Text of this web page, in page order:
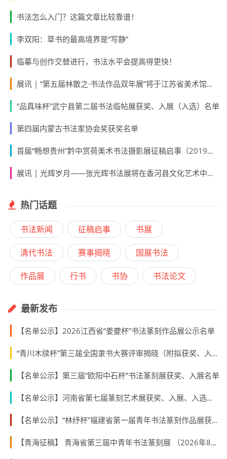
书法怎么入门？这篇文章比较靠谱！
李双阳：草书的最高境界是“写静”
临摹与创作交替进行，书法水平会提高得更快！
展讯 | “第五届林散之·书法作品双年展”将于江苏省美术馆展出（展览时间2018.12.26—2019.1.5）
“品真味杯”武宁县第二届书法临帖展获奖、入展（入选）名单
第四届内蒙古书法家协会奖获奖名单
首届“畅想贵州”黔中赏荷美术书法摄影展征稿启事（2019年05月31日截稿）
展讯 | 光辉岁月——张光辉书法展将在香河县文化艺术中心开幕（附作品大图）
热门话题
书法新闻 征稿启事 书展
清代书法 赛事揭晓 国展书法
作品展 行书 书协 书法论文
最新发布
【名单公示】2026江西省“姜夔杯”书法篆刻作品展公示名单
“青川木牍杯”第三届全国隶书大赛评审揭晓（附拟获奖、入展作者名单）
【名单公示】第三届“欧阳中石杯”书法篆刻展获奖、入展名单
【名单公示】河南省第七届篆刻艺术展获奖、入展、入选名单公示
【名单公示】“林纾杯”福建省第一届青年书法篆刻作品展获奖、入展、入围名单
【青海征稿】 青海省第三届中青年书法篆刻展 （2026年8月31日截稿）